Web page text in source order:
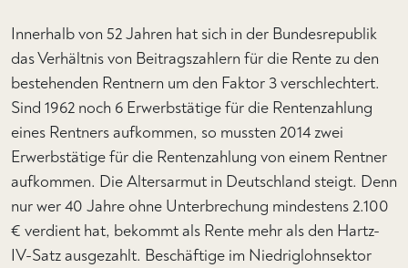
Innerhalb von 52 Jahren hat sich in der Bundesrepublik
das Verhältnis von Beitragszahlern für die Rente zu den
bestehenden Rentnern um den Faktor 3 verschlechtert.
Sind 1962 noch 6 Erwerbstätige für die Rentenzahlung
eines Rentners aufkommen, so mussten 2014 zwei
Erwerbstätige für die Rentenzahlung von einem Rentner
aufkommen. Die Altersarmut in Deutschland steigt. Denn
nur wer 40 Jahre ohne Unterbrechung mindestens 2.100
€ verdient hat, bekommt als Rente mehr als den Hartz-
IV-Satz ausgezahlt. Beschäftige im Niedriglohnsektor